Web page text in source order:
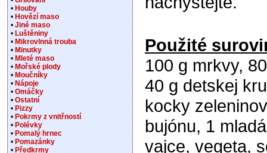
Použité
100 g mrkvy,
40 g detskej
kocky
bujónu, 1
vajce, vegeta,
• Houby
• Hovězí maso
• Jiné maso
• Luštěniny
• Mikrovlnná trouba
• Minutky
• Mleté maso
• Mořské plody
• Moučníky
• Nápoje
• Omáčky
• Ostatní
• Pizzy
• Pokrmy z vnitřností
• Polévky
• Pomalý hrnec
• Pomazánky
• Předkrmy